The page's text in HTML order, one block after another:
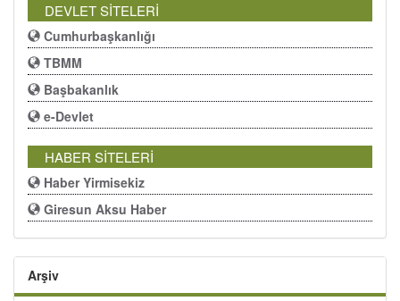
DEVLET SİTELERİ
Cumhurbaşkanlığı
TBMM
Başbakanlık
e-Devlet
HABER SİTELERİ
Haber Yirmisekiz
Giresun Aksu Haber
Arşiv